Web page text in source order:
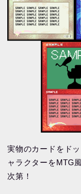
実物のカードをド
ャラクターをMTG
次第！